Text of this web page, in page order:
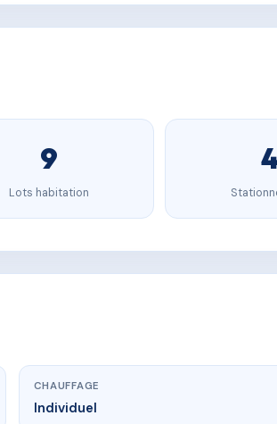
9
Lots habitation
4
CHAUFFAGE
Individuel